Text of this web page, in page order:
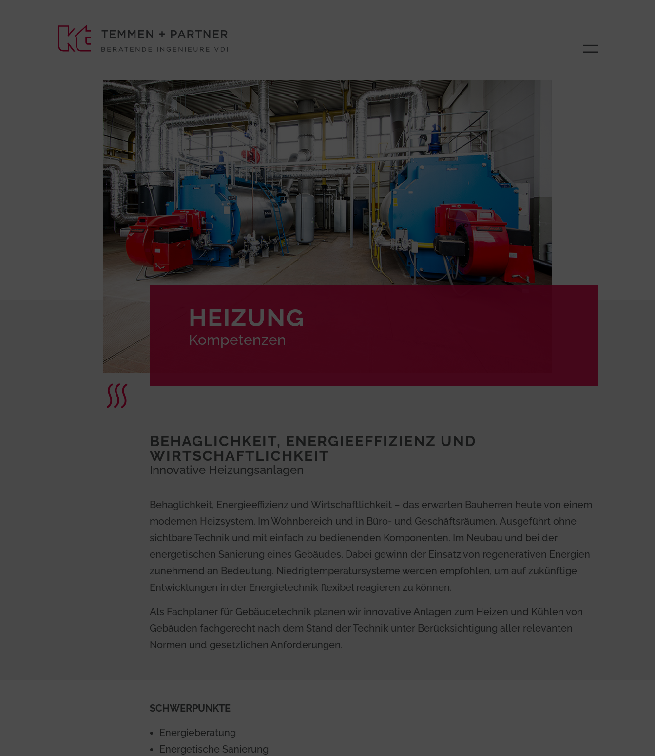
HEIZUNG
Kompetenzen
BEHAGLICHKEIT, ENERGIEEFFIZIENZ UND
WIRTSCHAFTLICHKEIT
Innovative Heizungsanlagen
Behaglichkeit, Energieeffizienz und Wirtschaftlichkeit – das erwarten Bauherren heute von einem
modernen Heizsystem. Im Wohnbereich und in Büro- und Geschäftsräumen. Ausgeführt ohne
sichtbare Technik und mit einfach zu bedienenden Komponenten. Im Neubau und bei der
energetischen Sanierung eines Gebäudes. Dabei gewinn der Einsatz von regenerativen Energien
zunehmend an Bedeutung. Niedrigtemperatursysteme werden empfohlen, um auf zukünftige
Entwicklungen in der Energietechnik flexibel reagieren zu können.
Als Fachplaner für Gebäudetechnik planen wir innovative Anlagen zum Heizen und Kühlen von
Gebäuden fachgerecht nach dem Stand der Technik unter Berücksichtigung aller relevanten
Normen und gesetzlichen Anforderungen.
SCHWERPUNKTE
Energieberatung
Energetische Sanierung